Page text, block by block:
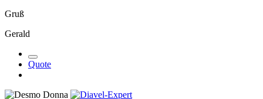
Gruß
Gerald
Quote